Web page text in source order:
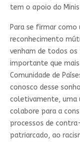
tem o apoio do
Para se firmar
reconhecimento
venham de todos os
importante que
Comunidade de
conosco desse
coletivamente, uma
colabore para a
processos de
patriarcado, ao